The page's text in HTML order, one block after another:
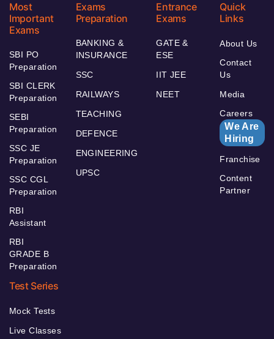
Most
Important
Exams
SBI PO
Preparation
SBI CLERK
Preparation
SEBI
Preparation
SSC JE
Preparation
SSC CGL
Preparation
RBI
Assistant
RBI
GRADE B
Preparation
Exams
Preparation
BANKING &
INSURANCE
SSC
RAILWAYS
TEACHING
DEFENCE
ENGINEERING
UPSC
Entrance
Exams
GATE &
ESE
IIT JEE
NEET
Quick
Links
About Us
Contact
Us
Media
Careers
We Are
Hiring
Franchise
Content
Partner
Test Series
Mock Tests
Live Classes